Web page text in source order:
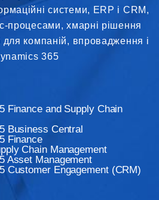
системи, ERP і CRM,
процесами, хмарні рішення
компаній, впровадження і
365
Finance and Supply Chain
Business Central
Finance
Chain Management
Asset Management
Customer Engagement (CRM)